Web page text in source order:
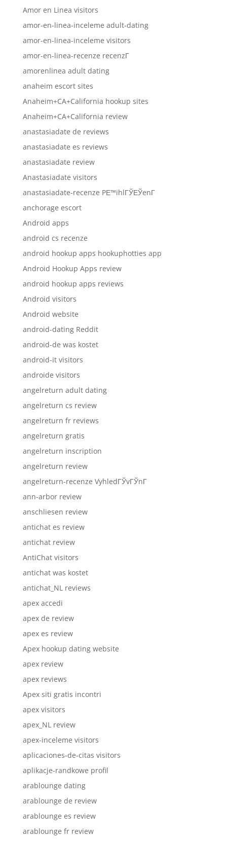
Amor en Linea visitors
amor-en-linea-inceleme adult-dating
amor-en-linea-inceleme visitors
amor-en-linea-recenze recenzГ­
amorenlinea adult dating
anaheim escort sites
Anaheim+CA+California hookup sites
Anaheim+CA+California review
anastasiadate de reviews
anastasiadate es reviews
anastasiadate review
Anastasiadate visitors
anastasiadate-recenze PЕ™ihlГЎЕЎenГ­
anchorage escort
Android apps
android cs recenze
android hookup apps hookuphotties app
Android Hookup Apps review
android hookup apps reviews
Android visitors
Android website
android-dating Reddit
android-de was kostet
android-it visitors
androide visitors
angelreturn adult dating
angelreturn cs review
angelreturn fr reviews
angelreturn gratis
angelreturn inscription
angelreturn review
angelreturn-recenze VyhledГЎvГЎnГ­
ann-arbor review
anschliesen review
antichat es review
antichat review
AntiChat visitors
antichat was kostet
antichat_NL reviews
apex accedi
apex de review
apex es review
Apex hookup dating website
apex review
apex reviews
Apex siti gratis incontri
apex visitors
apex_NL review
apex-inceleme visitors
aplicaciones-de-citas visitors
aplikacje-randkowe profil
arablounge dating
arablounge de review
arablounge es review
arablounge fr review